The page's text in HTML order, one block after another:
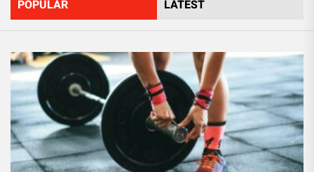
jej
POPULAR LATEST